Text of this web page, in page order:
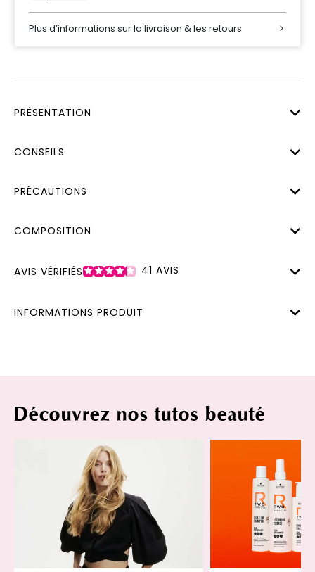
Plus d’informations sur la livraison & les retours
PRÉSENTATION
CONSEILS
PRÉCAUTIONS
COMPOSITION
AVIS VÉRIFIÉS 41 AVIS
INFORMATIONS PRODUIT
Découvrez nos tutos beauté